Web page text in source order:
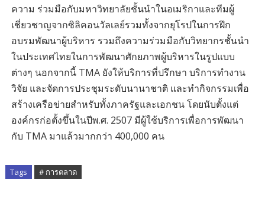
ความ ร่วมมือกับมหาวิทยาลัยชั้นนำในอเมริกาและทีมผู้
เชี่ยวชาญจากซิลิคอนวัลเลย์รวมทั้งจากยุโรปในการฝึก
อบรมพัฒนาผู้บริหาร รวมถึงความร่วมมือกับวิทยากรชั้นนำ
ในประเทศไทยในการพัฒนาศักยภาพผู้บริหารในรูปแบบ
ต่างๆ นอกจากนี้ TMA ยังให้บริการที่ปรึกษา บริการทำงาน
วิจัย และจัดการประชุมระดับนานาชาติ และทำกิจกรรมเพื่อ
สร้างเครือข่ายสำหรับทั้งภาครัฐและเอกชน โดยนับตั้งแต่
องค์กรก่อตั้งขึ้นในปีพ.ศ. 2507 มีผู้ใช้บริการเพื่อการพัฒนา
กับ TMA มาแล้วมากกว่า 400,000 คน
Tags # การตลาด